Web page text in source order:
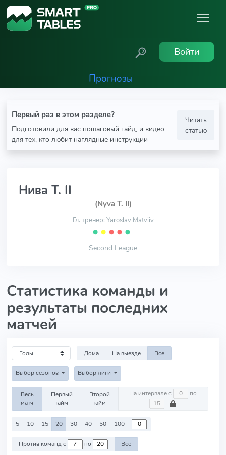
Войти
Прогнозы
Первый раз в этом разделе?
Подготовили для вас пошаговый гайд, и видео
для тех, кто любит наглядные инструкции
Читать
статью
Нива Т. II
(Nyva T. II)
Гл. тренер: Yaroslav Matviiv
⬤ ⬤ ⬤ ⬤ ⬤
Second League
Статистика команды и
результаты последних
матчей
Дома На выезде Все
Выбор сезонов Выбор лиги
Весь
матч
Первый
тайм
Второй
тайм
На интервале с по
5 10 15 20 30 40 50 100
Против команд с по Все